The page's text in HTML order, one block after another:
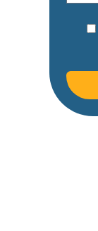
acepto
la
Política